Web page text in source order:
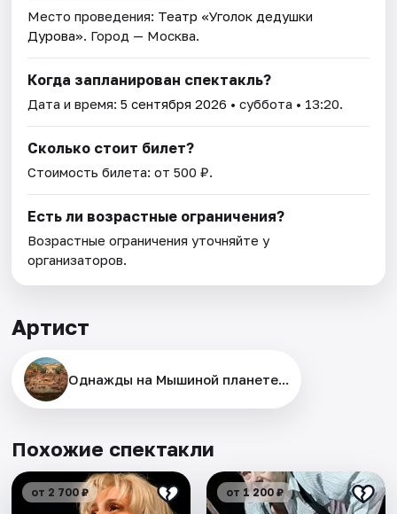
Место проведения: Театр «Уголок дедушки
Дурова». Город — Москва.
Когда запланирован спектакль?
Дата и время:5 сентября 2026 • суббота • 13:20.
Сколько стоит билет?
Стоимость билета: от 500 ₽.
Есть ли возрастные ограничения?
Возрастные ограничения уточняйте у
организаторов.
Артист
Однажды на Мышиной планете...
Похожие спектакли
от 2 700 ₽ от 1 200 ₽